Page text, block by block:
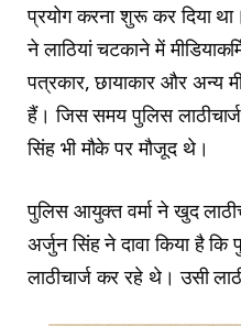
प्रयोग करना शुरू कर दिया
ने लाठियां चटकाने में
पत्रकार, छायाकार और अन्य
हैं। जिस समय पुलिस
सिंह भी मौके पर मौजूद थे।
पुलिस आयुक्त वर्मा ने खुद
अर्जुन सिंह ने दावा किया है
लाठीचार्ज कर रहे थे। उसी